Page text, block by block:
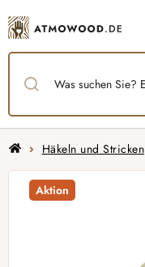
Inhalt
springen
StartseiteHäkeln und Stricken
Aktion